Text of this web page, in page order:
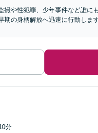
撮や性犯罪、少年事件など誰
期の身柄解放へ迅速に行動し
分